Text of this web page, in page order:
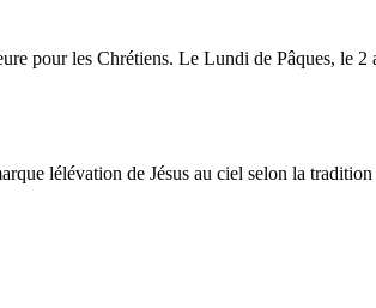
pour les Chrétiens. Le Lundi de Pâques, le
lélévation de Jésus au ciel selon la